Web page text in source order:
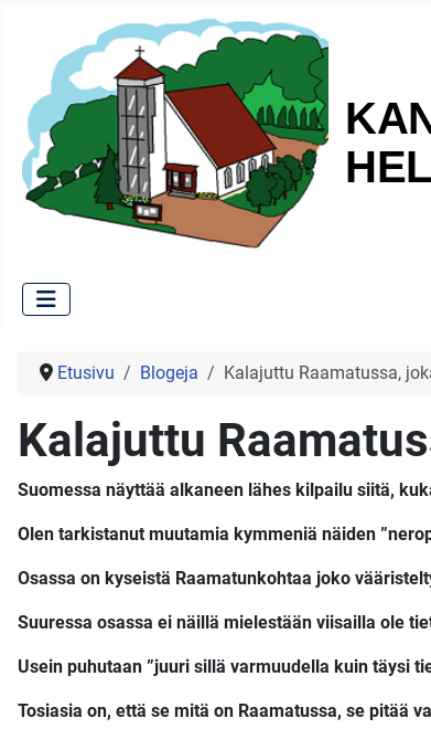
Etusivu Blogeja Kalajuttu Raamatussa,
Kalajuttu
Suomessa näyttää alkaneen lähes kilpailu siitä,
Olen tarkistanut muutamia kymmeniä näiden
Osassa on kyseistä Raamatunkohtaa joko
Suuressa osassa ei näillä mielestään viisailla ole
Usein puhutaan ”juuri sillä varmuudella kuin täysi
Tosiasia on, että se mitä on Raamatussa, se pitää